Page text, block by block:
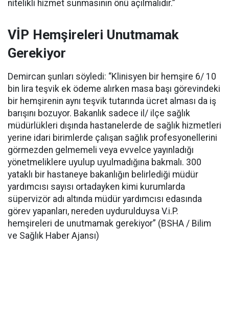
nitelikli hizmet sunmasının önü açılmalıdır.”
VİP Hemşireleri Unutmamak
Gerekiyor
Demircan şunları söyledi: “Klinisyen bir hemşire 6/ 10
bin lira teşvik ek ödeme alırken masa başı görevindeki
bir hemşirenin aynı teşvik tutarında ücret alması da iş
barışını bozuyor. Bakanlık sadece il/ ilçe sağlık
müdürlükleri dışında hastanelerde de sağlık hizmetleri
yerine idari birimlerde çalışan sağlık profesyonellerini
görmezden gelmemeli veya evvelce yayınladığı
yönetmeliklere uyulup uyulmadığına bakmalı. 300
yataklı bir hastaneye bakanlığın belirlediği müdür
yardımcısı sayısı ortadayken kimi kurumlarda
süpervizör adı altında müdür yardımcısı edasında
görev yapanları, nereden uydurulduysa V.i.P.
hemşireleri de unutmamak gerekiyor” (BSHA / Bilim
ve Sağlık Haber Ajansı)